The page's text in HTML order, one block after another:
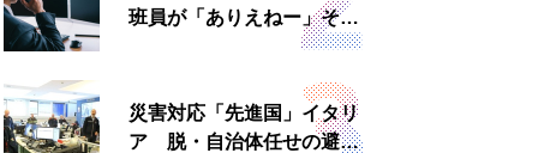
班員が「ありえねー」その
理由とは 非公然組織ゆえ
災害対応「先進国」イタリ
ア 脱・自治体任せの避難